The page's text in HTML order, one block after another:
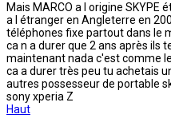
Mais MARCO a l origine
a l étranger en Angleterre en
téléphones fixe partout dans le
ca n a durer que 2 ans après ils
maintenant nada c'est comme
ca a durer très peu tu achetais
autres possesseur de portable
sony xperia Z
Haut